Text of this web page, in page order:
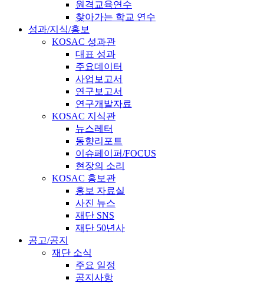
원격교육연수
찾아가는 학교 연수
성과/지식/홍보
KOSAC 성과관
대표 성과
주요데이터
사업보고서
연구보고서
연구개발자료
KOSAC 지식관
뉴스레터
동향리포트
이슈페이퍼/FOCUS
현장의 소리
KOSAC 홍보관
홍보 자료실
사진 뉴스
재단 SNS
재단 50년사
공고/공지
재단 소식
주요 일정
공지사항